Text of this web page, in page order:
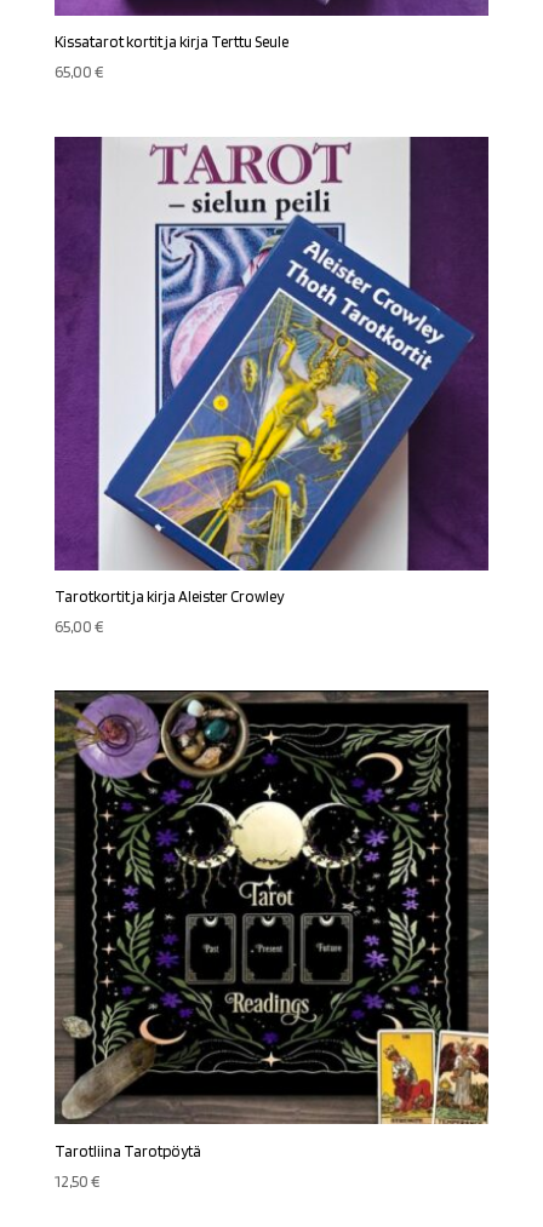
Kissatarot kortit ja kirja Terttu Seule
65,00€
Tarotkortit ja kirja Aleister Crowley
65,00€
Tarotliina Tarotpöytä
12,50€